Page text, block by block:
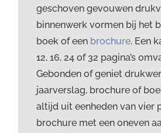
geschoven gevouwen
binnenwerk vormen bij het
boek of een brochure. Een
12, 16, 24 of 32 pagina’s
Gebonden of geniet
jaarverslag, brochure of
altijd uit eenheden van vier
brochure met een oneven